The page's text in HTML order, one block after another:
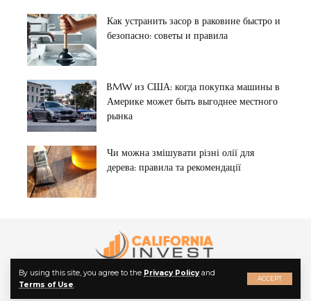
By using this site, you agree to the Privacy Policyand
Terms of Use.
ACCEPT
Как устранить засор в раковине быстро и
безопасно: советы и правила
BMW из США: когда покупка машины в
Америке может быть выгоднее местного
рынка
Чи можна змішувати різні олії для
дерева: правила та рекомендації